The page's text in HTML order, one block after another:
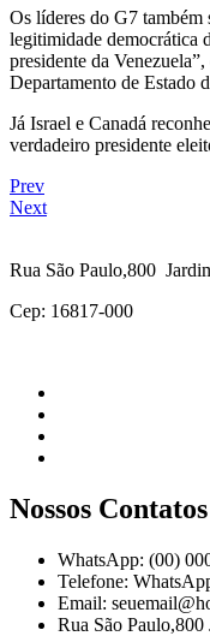
Os líderes do G7 também
legitimidade democrática
presidente da
Departamento de Estado
Já Israel e Canadá
verdadeiro presidente
Prev
Next
Rua São Paulo,800
Cep: 16817-000
Nossos Contatos
WhatsApp: (00)
Telefone:
Email:
Rua São Paulo,800